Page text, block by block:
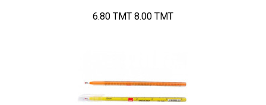
6.80 TMT 8.00 TMT